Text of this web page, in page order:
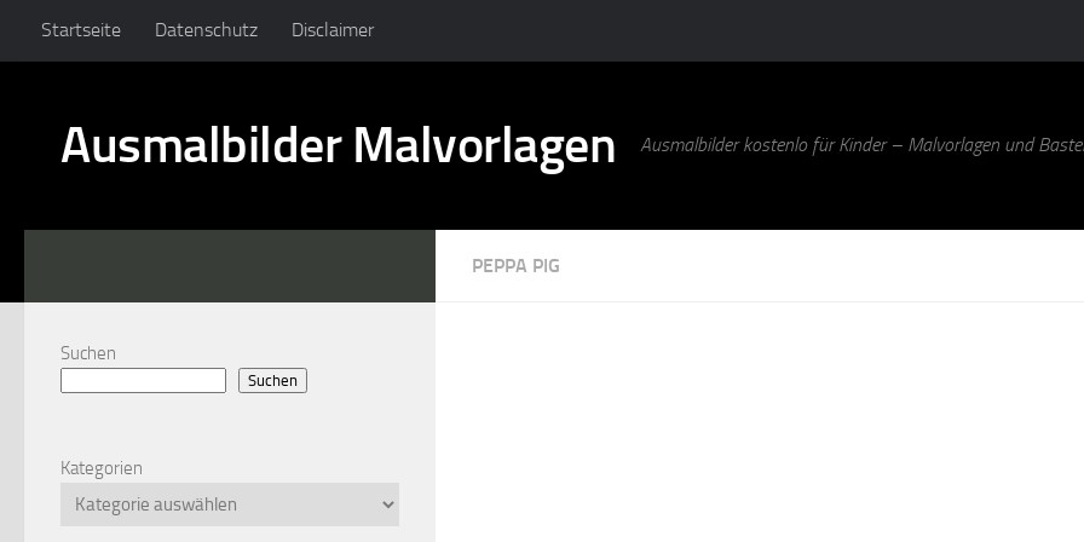
Startseite Datenschutz Disclaimer
Ausmalbilder Malvorlagen Ausmalbilder kostenlo für Kinder – Malvorlagen und
PEPPA PIG
Suchen
Suchen
Kategorien